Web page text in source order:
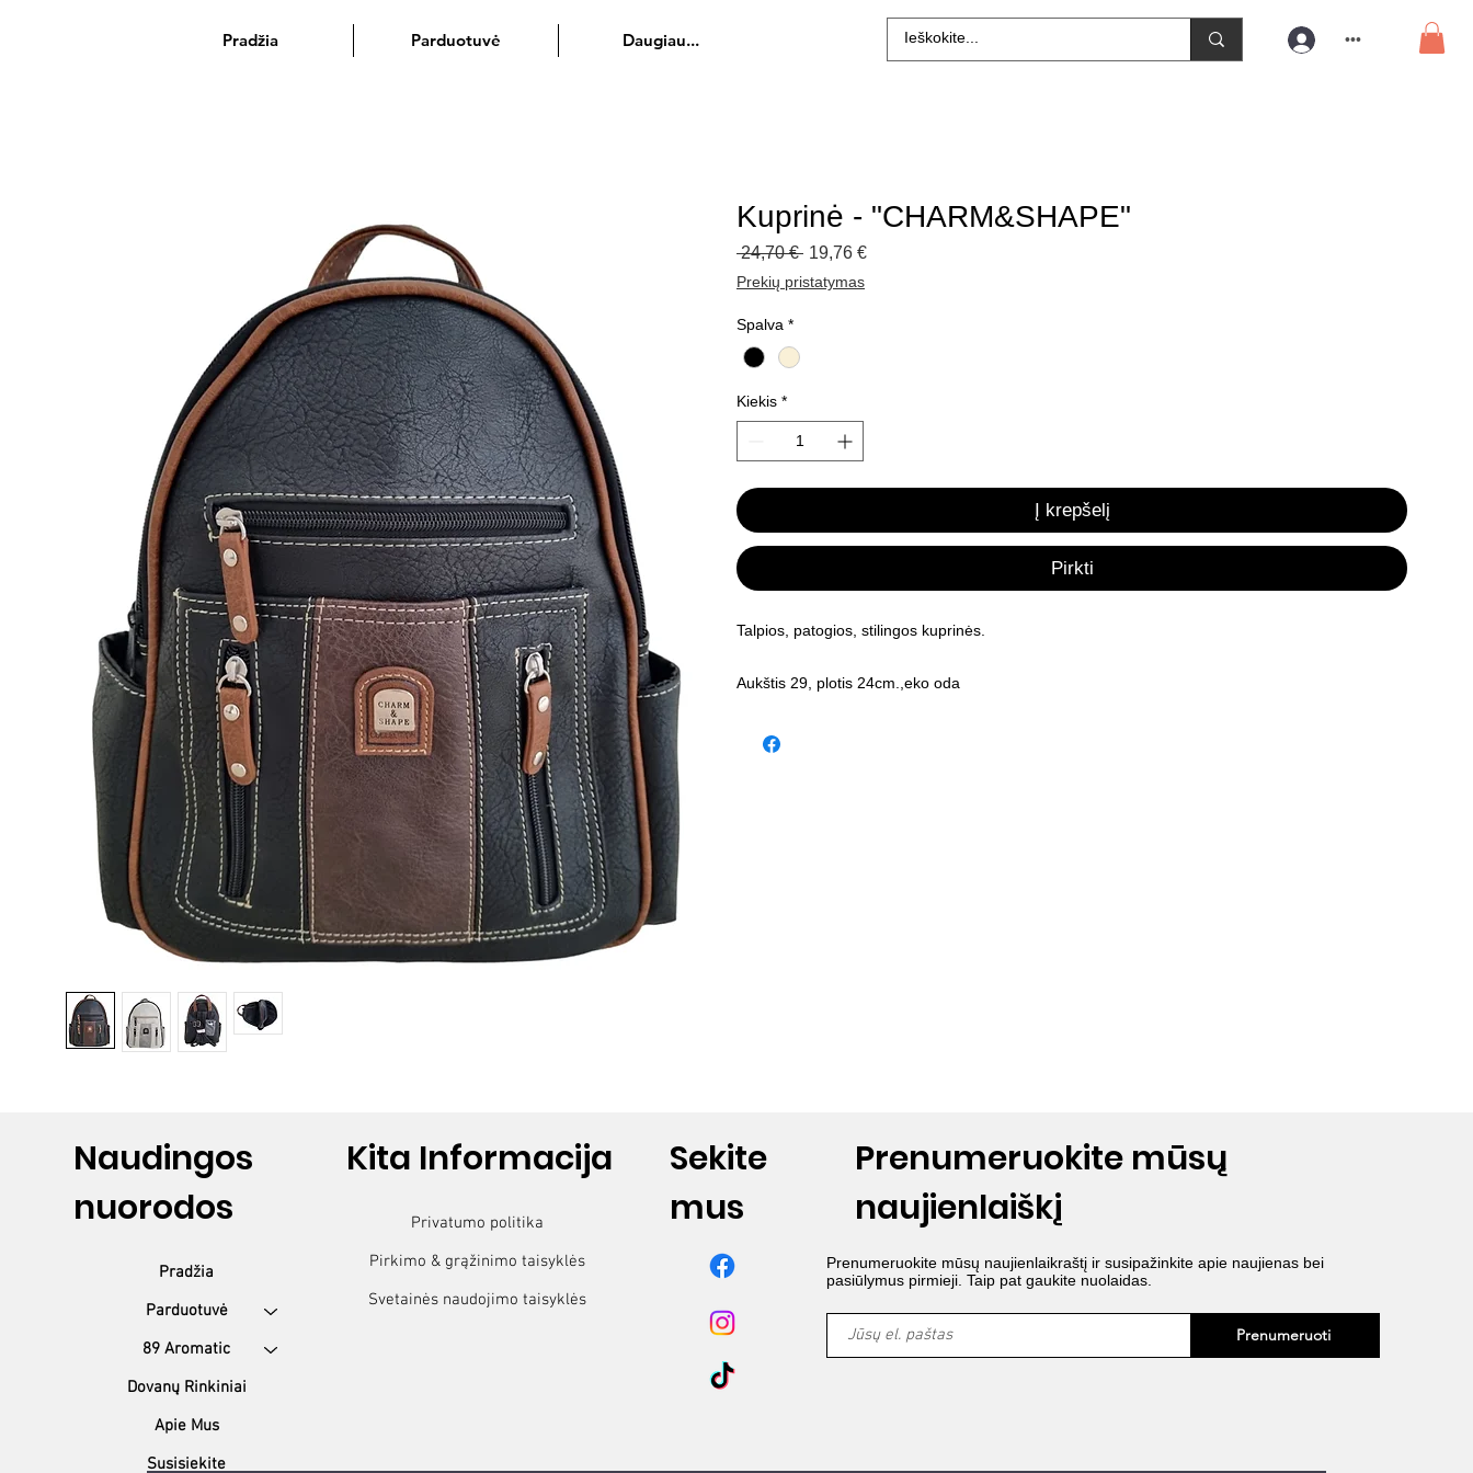
Pradžia Daugiau... •••
Kuprinė - "CHARM&SHAPE"
24,70 € Įprastinė
19,76 €Pardavimo
Prekių pristatymas
Spalva *
Kiekis *
Į krepšelį
Pirkti
Talpios, patogios, stilingos kuprinės.
Aukštis 29, plotis 24cm.,eko oda
Naudingos
nuorodos
Pradžia
Parduotuvė‏‏
89 Aromatic
Dovanų Rinkiniai
Apie Mus
Susisiekite
Kita Informacija
Privatumo politika
Pirkimo & grąžinimo taisyklės
Svetainės naudojimo taisyklės
Prenumeruokite mūsų
naujienlaiškį
Prenumeruoti
Prenumeruokite mūsų naujienlaikraštį ir susipažinkite apie naujienas bei
pasiūlymus pirmieji. Taip pat gaukite nuolaidas.
Sekite
mus